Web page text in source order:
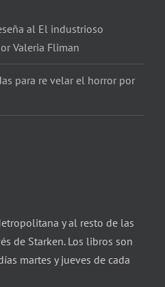
al El industrioso
Valeria Fliman
para re velar el horror por
y al resto de las
de Starken. Los libros son
martes y jueves de cada